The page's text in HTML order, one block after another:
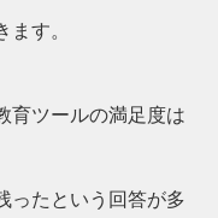
す。
育ツールの満足度は
ったという回答が多